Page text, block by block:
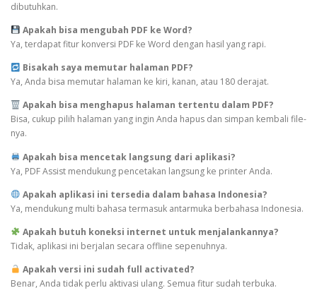
dibutuhkan.
Apakah bisa mengubah PDF ke Word?
Ya, terdapat fitur konversi PDF ke Word dengan hasil yang rapi.
Bisakah saya memutar halaman PDF?
Ya, Anda bisa memutar halaman ke kiri, kanan, atau 180 derajat.
Apakah bisa menghapus halaman tertentu dalam PDF?
Bisa, cukup pilih halaman yang ingin Anda hapus dan simpan kembali file-
nya.
Apakah bisa mencetak langsung dari aplikasi?
Ya, PDF Assist mendukung pencetakan langsung ke printer Anda.
Apakah aplikasi ini tersedia dalam bahasa Indonesia?
Ya, mendukung multi bahasa termasuk antarmuka berbahasa Indonesia.
Apakah butuh koneksi internet untuk menjalankannya?
Tidak, aplikasi ini berjalan secara offline sepenuhnya.
Apakah versi ini sudah full activated?
Benar, Anda tidak perlu aktivasi ulang. Semua fitur sudah terbuka.